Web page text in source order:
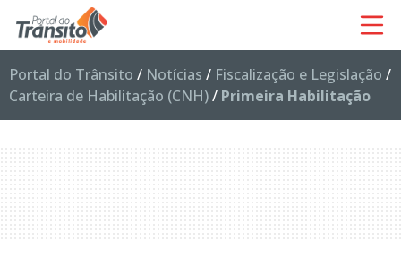
Portal do Trânsito / Notícias / Fiscalização e Legislação /
Carteira de Habilitação (CNH)/ Primeira Habilitação